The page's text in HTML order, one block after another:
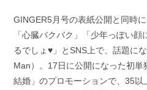
GINGER5月号の表紙公開と同時
「心臓バクバク」「少年っぽい
るでしょ♥」とSNS上で、話題に
Man）。17日に公開になった初
結婚」のプロモーションで、35以